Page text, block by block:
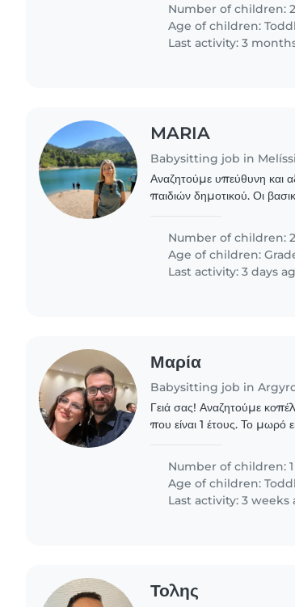
Number of children: 2
Age of children:
Last activity: 3
MARIA
Babysitting job in
Αναζητούμε υπεύθυνη και
παιδιών δημοτικού. Οι βασικές αρμοδιότητες περιλαμβάνουν
Number of children: 2
Age of children:
Last activity: 3 days
Μαρία
Babysitting job in
Γειά σας! Αναζητούμε
που είναι 1 έτους. Το μωρό
Number of children: 1
Age of children:
Last activity: 3 weeks
Τολης